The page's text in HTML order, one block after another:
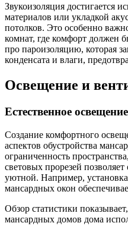
Звукоизоляция достигается
материалов или укладкой
потолков. Это особенно
комнат, где комфорт должен
про пароизоляцию, которая
конденсата и влаги,
Освещение и
Естественное освещение
Создание комфортного
аспектов обустройства
ограниченность
световых прорезей
уютной. Например,
мансардных окон
Обзор статистики
мансардных домов дома